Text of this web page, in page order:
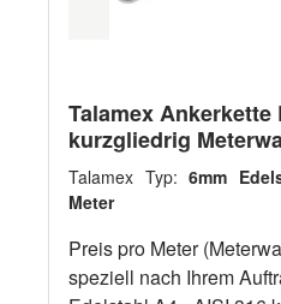
Talamex Ankerkette
kurzgliedrig
Stärken)
Talamex Typ: 6mm
Meter
Preis pro Meter
speziell nach Ihrem